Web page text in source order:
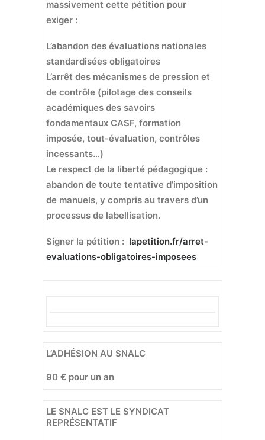
massivement cette pétition pour
exiger :
L’abandon des évaluations nationales
standardisées obligatoires
L’arrêt des mécanismes de pression et
de contrôle (pilotage des conseils
académiques des savoirs
fondamentaux CASF, formation
imposée, tout-évaluation, contrôles
incessants…)
Le respect de la liberté pédagogique :
abandon de toute tentative d’imposition
de manuels, y compris au travers d’un
processus de labellisation.
Signer la pétition : lapetition.fr/arret-
evaluations-obligatoires-imposees
L’ADHÉSION AU SNALC
90 € pour un an
LE SNALC EST LE SYNDICAT
REPRÉSENTATIF